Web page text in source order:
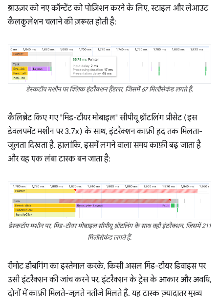
ब्राउज़र को नए कॉन्टेंट को पोज़िशन करने के लिए, स्टाइल और लेआउट
कैलकुलेशन चलाने की ज़रूरत होती है:
डेस्कटॉप मशीन पर क्लिक इंटरैक्शन हैंडलर, जिसमें 67 मिलीसेकंड लगते हैं.
कैलिब्रेट किए गए "मिड-टीयर मोबाइल" सीपीयू थ्रॉटलिंग प्रीसेट (इस
डेवलपमेंट मशीन पर 3.7x) के साथ, इंटरैक्शन काफ़ी हद तक मिलता-
जुलता दिखता है. हालांकि, इसमें लगने वाला समय काफ़ी बढ़ जाता है
और यह एक लंबा टास्क बन जाता है:
डेस्कटॉप मशीन पर, मिड-टीयर मोबाइल सीपीयू थ्रॉटलिंग के साथ वही इंटरैक्शन, जिसमें 211
मिलीसेकंड लगते हैं.
रीमोट डीबगिंग का इस्तेमाल करके, किसी असल मिड-टीयर डिवाइस पर
उसी इंटरैक्शन की जांच करने पर, इंटरैक्शन के ट्रेस के आकार और अवधि,
दोनों में काफ़ी मिलते-जुलते नतीजे मिलते हैं. यह टास्क ज़्यादातर मुख्य